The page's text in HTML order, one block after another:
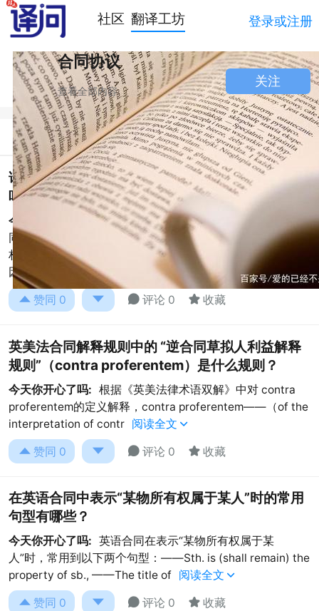
社区 翻译工坊 登录或注册
合同协议
查看全部内容
关注
简介 讨论
请问债权债务归于同一人的情况在合同法有规定
吗？这种情况如何用英语表达？
今天你开心了吗:
债权债务同归于一人在合同法上叫做“混
同”。 混同是一种事实，即因某些客观事实发生而产生的债
权债务同归一人，不必由当事人为意思表示。混同发生的原
因主要有： &n 阅读全文
 赞同 0   评论 0  收藏
英美法合同解释规则中的 “逆合同草拟人利益解释
规则”（contra proferentem）是什么规则？
今天你开心了吗: 根据《英美法律术语双解》中对 contra
proferentem的定义解释，contra proferentem——（of the
interpretation of contr 阅读全文 
 赞同 0   评论 0  收藏
在英语合同中表示“某物所有权属于某人”时的常用
句型有哪些？
今天你开心了吗: 英语合同在表示“某物所有权属于某
人”时，常用到以下两个句型：——Sth. is (shall remain) the
property of sb., ——The title of 阅读全文 
 赞同 0   评论 0  收藏